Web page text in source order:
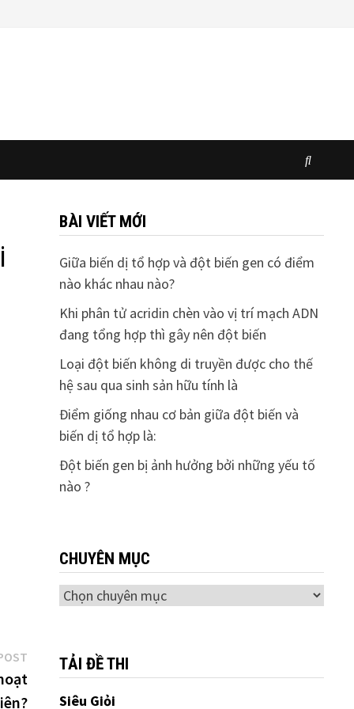
Next
post:
BÀI VIẾT MỚI
Giữa biến dị tổ hợp và đột biến gen có điểm
nào khác nhau nào?
Khi phân tử acridin chèn vào vị trí mạch ADN
đang tổng hợp thì gây nên đột biến
Loại đột biến không di truyền được cho thế
hệ sau qua sinh sản hữu tính là
Điểm giống nhau cơ bản giữa đột biến và
biến dị tổ hợp là:
Đột biến gen bị ảnh hưởng bởi những yếu tố
nào ?
CHUYÊN MỤC
Chuyên
TẢI ĐỀ THI
Siêu Giỏi